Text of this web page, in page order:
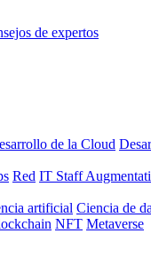
de expertos
de la Cloud
Red IT Staff
artificial Ciencia de
NFT Metaverse